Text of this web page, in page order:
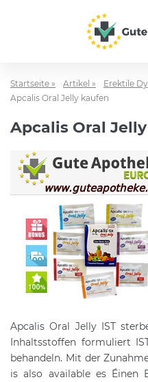
Startseite » Artikel »
Erektile
Apcalis Oral Jelly kaufen
Apcalis Oral
Apcalis Oral Jelly IST
Inhaltsstoffen formuliert
behandeln. Mit der
is also available es Éinen